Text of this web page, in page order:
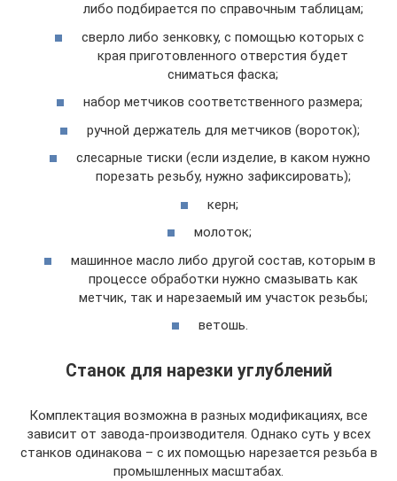
либо подбирается по справочным таблицам;
сверло либо зенковку, с помощью которых с
края приготовленного отверстия будет
сниматься фаска;
набор метчиков соответственного размера;
ручной держатель для метчиков (вороток);
слесарные тиски (если изделие, в каком нужно
порезать резьбу, нужно зафиксировать);
керн;
молоток;
машинное масло либо другой состав, которым в
процессе обработки нужно смазывать как
метчик, так и нарезаемый им участок резьбы;
ветошь.
Станок для нарезки углублений
Комплектация возможна в разных модификациях, все
зависит от завода-производителя. Однако суть у всех
станков одинакова – с их помощью нарезается резьба в
промышленных масштабах.